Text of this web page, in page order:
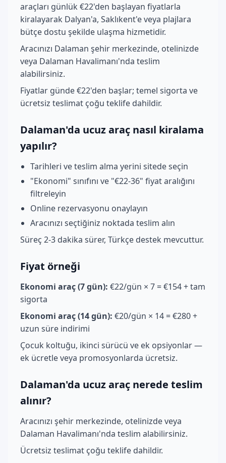
araçları günlük €22'den başlayan fiyatlarla
kiralayarak Dalyan'a, Saklıkent'e veya plajlara
bütçe dostu şekilde ulaşma hizmetidir.
Aracınızı Dalaman şehir merkezinde, otelinizde
veya Dalaman Havalimanı'nda teslim
alabilirsiniz.
Fiyatlar günde €22'den başlar; temel sigorta ve
ücretsiz teslimat çoğu teklife dahildir.
Dalaman'da ucuz araç nasıl kiralama
yapılır?
Tarihleri ve teslim alma yerini sitede seçin
"Ekonomi" sınıfını ve "€22-36" fiyat aralığını
filtreleyin
Online rezervasyonu onaylayın
Aracınızı seçtiğiniz noktada teslim alın
Süreç 2-3 dakika sürer, Türkçe destek mevcuttur.
Fiyat örneği
Ekonomi araç (7 gün): €22/gün × 7 = €154 + tam
sigorta
Ekonomi araç (14 gün): €20/gün × 14 = €280 +
uzun süre indirimi
Çocuk koltuğu, ikinci sürücü ve ek opsiyonlar —
ek ücretle veya promosyonlarda ücretsiz.
Dalaman'da ucuz araç nerede teslim
alınır?
Aracınızı şehir merkezinde, otelinizde veya
Dalaman Havalimanı'nda teslim alabilirsiniz.
Ücretsiz teslimat çoğu teklife dahildir.